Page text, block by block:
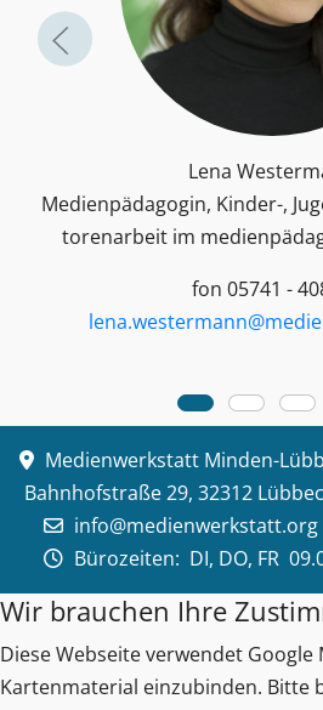
Lena
Medienpädagogin, Kinder-,
toren­arbeit im
fon 05741 -
Medienwerkstatt Minden-
Bahnhofstraße 29, 32312
info@medienwerkstatt.org
Bürozeiten: DI, DO, FR
Wir brauchen Ihre
Diese Webseite verwendet Google
Kartenmaterial einzubinden. Bitte